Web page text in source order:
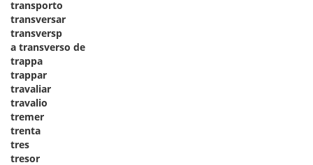
transporto
transversar
transversp
a transverso de
trappa
trappar
travaliar
travalio
tremer
trenta
tres
tresor